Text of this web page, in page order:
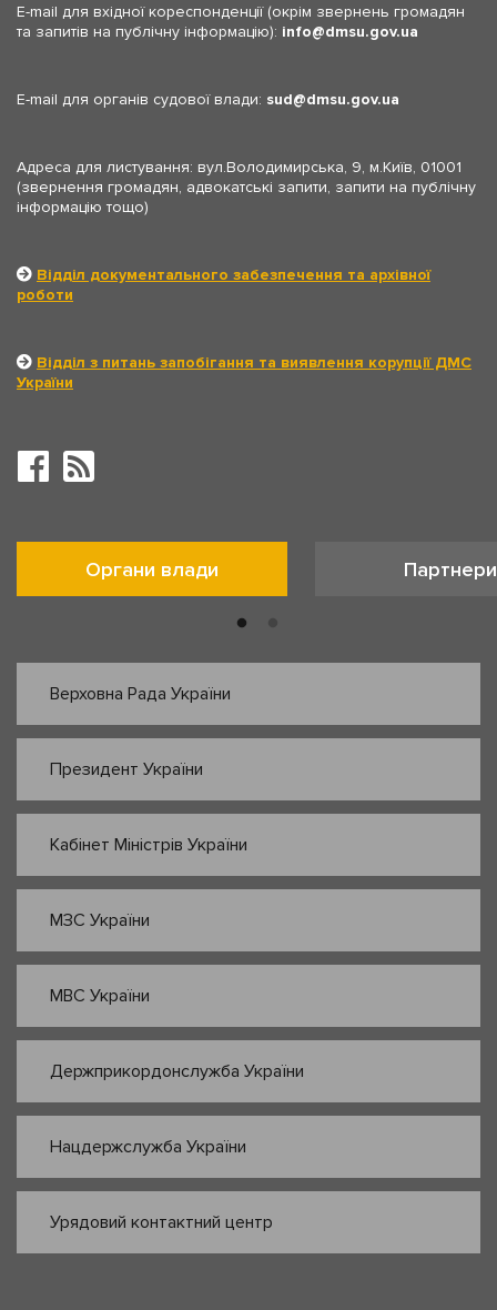
E-mail для вхідної кореспонденції (окрім звернень громадян
та запитів на публічну інформацію): info dmsu.gov.ua
E-mail для органів судової влади: sud dmsu.gov.ua
Адреса для листування: вул.Володимирська, 9, м.Київ, 01001
(звернення громадян, адвокатські запити, запити на публічну
інформацію тощо)
Відділ документального забезпечення та архівної
роботи
Відділ з питань запобігання та виявлення корупції ДМС
України
Органи влади Партнери
Верховна Рада України
Президент України
Кабінет Міністрів України
МЗС України
МВС України
Держприкордонслужба України
Нацдержслужба України
Урядовий контактний центр